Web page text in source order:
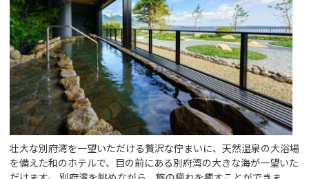
壮大な別府湾を一望いただける贅沢な佇まいに、天然温泉の大浴場
を備えた和のホテルで、目の前にある別府湾の大きな海が一望いた